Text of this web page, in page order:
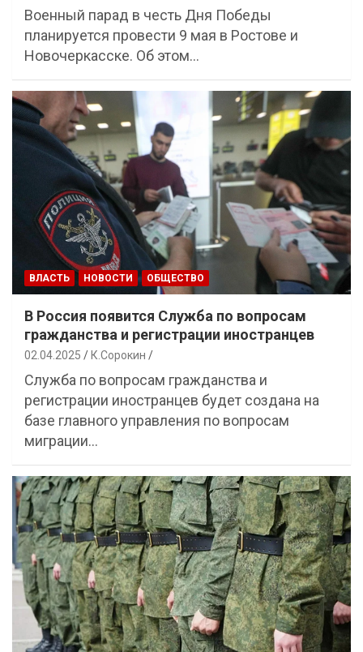
Военный парад в честь Дня Победы
планируется провести 9 мая в Ростове и
Новочеркасске. Об этом…
ВЛАСТЬ НОВОСТИ ОБЩЕСТВО
В Россия появится Служба по вопросам
гражданства и регистрации иностранцев
02.04.2025 К.Сорокин
Служба по вопросам гражданства и
регистрации иностранцев будет создана на
базе главного управления по вопросам
миграции…